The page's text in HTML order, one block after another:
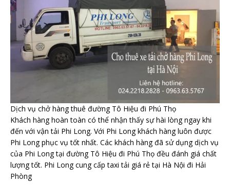
Dịch vụ chở hàng thuê đường Tô Hiệu đi Phú Thọ
Khách hàng hoàn toàn có thể nhận thấy sự hài lòng ngay khi
đến với vận tải Phi Long. Với Phi Long khách hàng luôn được
Phi Long phục vụ tốt nhất. Các khách hàng đã sử dụng dịch vụ
của Phi Long tại đường Tô Hiệu đi Phú Thọ đều đánh giá chất
lượng tốt. Phi Long cung cấp taxi tải giá rẻ tại Hà Nội đi Hải
Phòng